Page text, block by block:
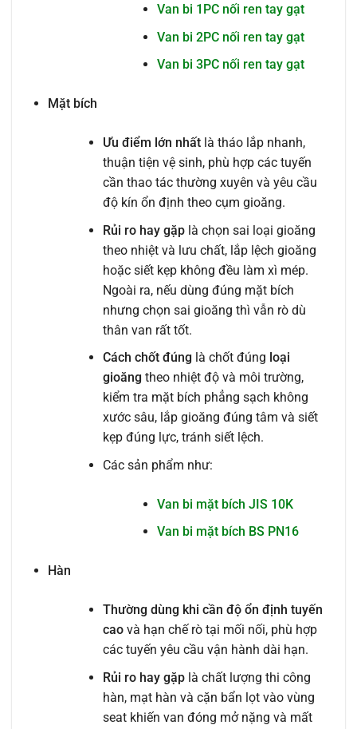
Van bi 1PC nối ren tay gạt
Van bi 2PC nối ren tay gạt
Van bi 3PC nối ren tay gạt
Mặt bích
Ưu điểm lớn nhấtlà tháo lắp nhanh,
thuận tiện vệ sinh, phù hợp các tuyến
cần thao tác thường xuyên và yêu cầu
độ kín ổn định theo cụm gioăng.
Rủi ro hay gặplà chọn sai loại gioăng
theo nhiệt và lưu chất, lắp lệch gioăng
hoặc siết kẹp không đều làm xì mép.
Ngoài ra, nếu dùng đúng mặt bích
nhưng chọn sai gioăng thì vẫn rò dù
thân van rất tốt.
Cách chốt đúng là chốt đúng loại
gioăng theo nhiệt độ và môi trường,
kiểm tra mặt bích phẳng sạch không
xước sâu, lắp gioăng đúng tâm và siết
kẹp đúng lực, tránh siết lệch.
Các sản phẩm như:
Van bi mặt bích JIS 10K
Van bi mặt bích BS PN16
Hàn
Thường dùng khi cần độ ổn định tuyến
caovà hạn chế rò tại mối nối, phù hợp
các tuyến yêu cầu vận hành dài hạn.
Rủi ro hay gặplà chất lượng thi công
hàn, mạt hàn và cặn bẩn lọt vào vùng
seat khiến van đóng mở nặng và mất